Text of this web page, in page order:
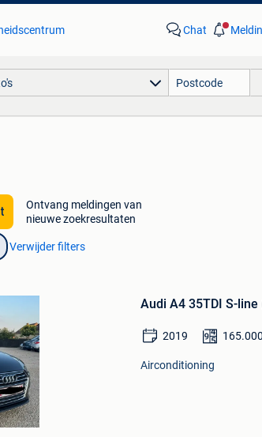
Chat
Ontvang meldingen van
nieuwe zoekresultaten
Verwijder filters
Favorieten
Audi A4 35TDI S-
2019 165.000
Airconditioning